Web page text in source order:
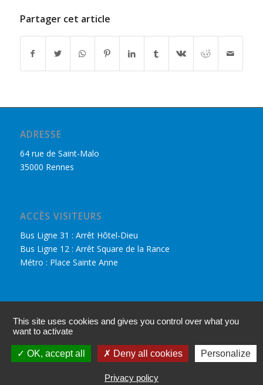
Partager cet article
ADRESSE
64 rue de Saint-Malo
35000 Rennes
ACCÈS VISITEURS
Bus Ligne 31 : Arrêt Hôtel-Dieu
Bus Ligne 12 : Arrêt Square de la Rance
Métro : Place Sainte Anne
Nous retrouver sur Facebook
Accès adhérents
Mentions légales
This site uses cookies and gives you control over what you
want to activate
OK, accept all Deny all cookies Personalize
Privacy policy